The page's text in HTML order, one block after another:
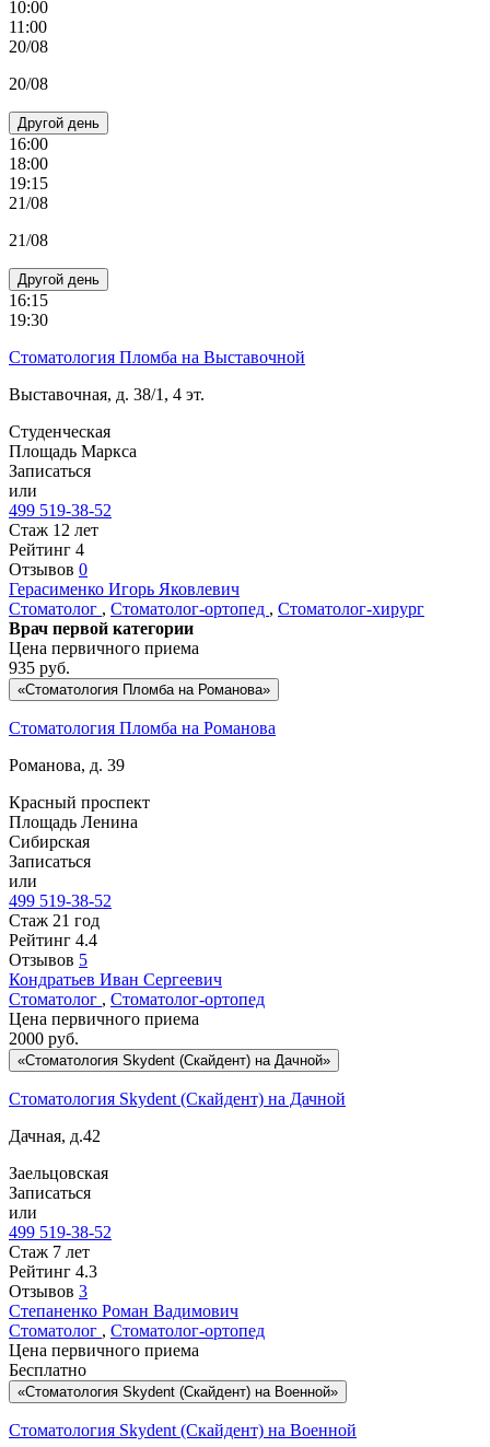
10:00
11:00
20/08
20/08
Другой день
16:00
18:00
19:15
21/08
21/08
Другой день
16:15
19:30
Стоматология Пломба на Выставочной
Выставочная, д. 38/1, 4 эт.
Студенческая
Площадь Маркса
Записаться
или
499 519-38-52
Стаж 12 лет
Рейтинг 4
Отзывов 0
Герасименко Игорь Яковлевич
Стоматолог , Стоматолог-ортопед , Стоматолог-хирург
Врач первой категории
Цена первичного приема
935 руб.
«Стоматология Пломба на Романова»
Стоматология Пломба на Романова
Романова, д. 39
Красный проспект
Площадь Ленина
Сибирская
Записаться
или
499 519-38-52
Стаж 21 год
Рейтинг 4.4
Отзывов 5
Кондратьев Иван Сергеевич
Стоматолог , Стоматолог-ортопед
Цена первичного приема
2000 руб.
«Стоматология Skydent (Скайдент) на Дачной»
Стоматология Skydent (Скайдент) на Дачной
Дачная, д.42
Заельцовская
Записаться
или
499 519-38-52
Стаж 7 лет
Рейтинг 4.3
Отзывов 3
Степаненко Роман Вадимович
Стоматолог , Стоматолог-ортопед
Цена первичного приема
Бесплатно
«Стоматология Skydent (Скайдент) на Военной»
Стоматология Skydent (Скайдент) на Военной